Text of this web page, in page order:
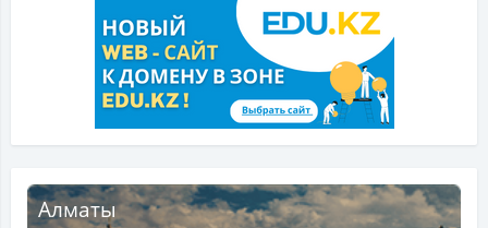
Алматы